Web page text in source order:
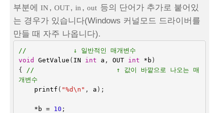
부분에 IN, OUT, in , out 등의 단어가 추가로 붙어있
는 경우가 있습니다(Windows 커널모드 드라이버를
만들 때 자주 나옵니다).
//            ↓ 일반적인 매개변수
void
GetValue ( IN int a , OUT int * b )
{
//                     ↑ 값이 바깥으로 나오는 매
개변수
printf ( "%d\n " , a );
* b = 10 ;